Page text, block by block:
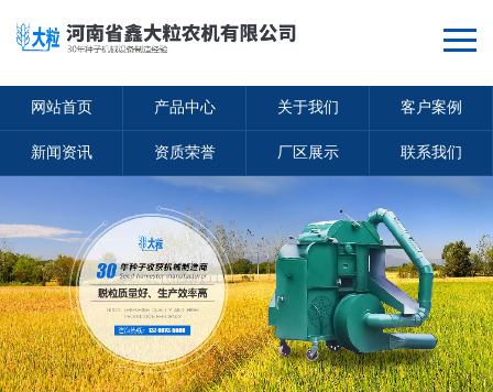
网站首页 产品中心 关于我们 客户案例
新闻资讯 资质荣誉 厂区展示 联系我们